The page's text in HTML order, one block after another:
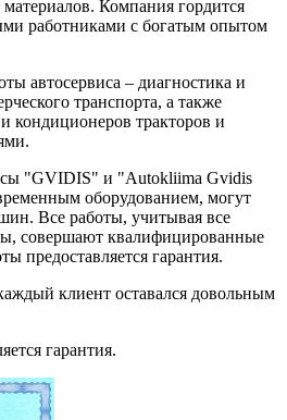
Компания гордится
работниками с богатым опытом
автосервиса – диагностика и
транспорта, а также
кондиционеров тракторов и
"GVIDIS" и "Autokliima Gvidis
оборудованием, могут
Все работы, учитывая все
совершают квалифицированные
предоставляется гарантия.
клиент оставался довольным
гарантия.